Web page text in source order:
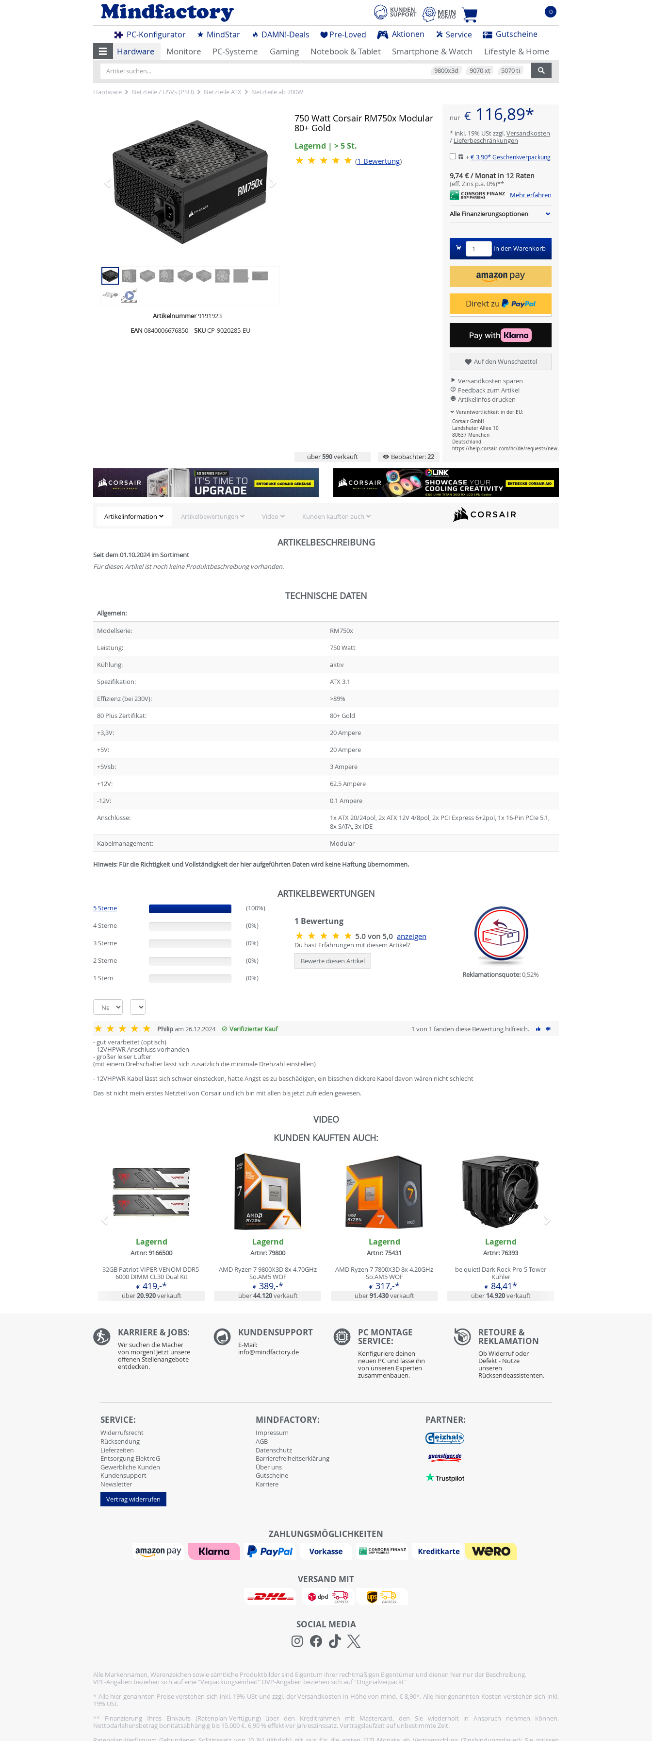
0
PC-Konfigurator MindStar DAMN!-Deals Pre-Loved Aktionen Service Gutscheine
Hardware Monitore PC-Systeme Gaming Notebook & Tablet Smartphone & Watch Lifestyle & Home
9800x3d 9070 xt 5070 ti
Hardware Netzteile / USVs (PSU) Netzteile ATX Netzteile ab 700W
Artikelnummer9191923
EAN 0840006676850 SKUCP-9020285-EU
750 Watt Corsair RM750x Modular
80+ Gold
Lagernd | > 5 St.
(1 Bewertung)
über590verkauft Beobachter:22
nur € 116,89*
* inkl. 19% USt zzgl.Versandkosten
/ Lieferbeschränkungen
+€ 3,90* Geschenkverpackung
9,74 € / Monat in 12 Raten
(eff. Zins p.a. 0%)**
Mehr erfahren
Alle Finanzierungsoptionen
In den Warenkorb
Direkt zu
Auf den Wunschzettel
Versandkosten sparen
Feedback zum Artikel
Artikelinfos drucken
Verantwortlichkeit in der EU:
Corsair GmbH
Landshuter Allee 10
80637 München
Deutschland
https://help.corsair.com/hc/de/requests/new
Artikelinformation Artikelbewertungen Video Kunden kauften auch
ARTIKELBESCHREIBUNG
Seit dem 01.10.2024 im Sortiment
Für diesen Artikel ist noch keine Produktbeschreibung vorhanden.
TECHNISCHE DATEN
Allgemein:
Modellserie:
RM750x
Leistung:
750 Watt
Kühlung:
aktiv
Spezifikation:
ATX 3.1
Effizienz (bei 230V):
>89%
80 Plus Zertifikat:
80+ Gold
+3,3V:
20 Ampere
+5V:
20 Ampere
+5Vsb:
3 Ampere
+12V:
62.5 Ampere
-12V:
0.1 Ampere
Anschlüsse:
1x ATX 20/24pol, 2x ATX 12V 4/8pol, 2x PCI Express 6+2pol, 1x 16-Pin PCIe 5.1,
8x SATA, 3x IDE
Kabelmanagement:
Modular
Hinweis: Für die Richtigkeit und Vollständigkeit der hier aufgeführten Daten wird keine Haftung übernommen.
ARTIKELBEWERTUNGEN
5 Sterne (100%)
(100%)
4 Sterne
(0%)
3 Sterne
(0%)
2 Sterne
(0%)
1 Stern
(0%)
1 Bewertung
5.0 von 5,0 anzeigen
Du hast Erfahrungen mit diesem Artikel?
Bewerte diesen Artikel
Reklamationsquote:0,52%
Philipam 26.12.2024 Verifizierter Kauf
1 von 1 fanden diese Bewertung hilfreich.
- gut verarbeitet (optisch)
- 12VHPWR Anschluss vorhanden
- großer leiser Lüfter
(mit einem Drehschalter lässt sich zusätzlich die minimale Drehzahl einstellen)
- 12VHPWR Kabel lässt sich schwer einstecken, hatte Angst es zu beschädigen, ein bisschen dickere Kabel davon wären nicht schlecht
Das ist nicht mein erstes Netzteil von Corsair und ich bin mit allen bis jetzt zufrieden gewesen.
VIDEO
KUNDEN KAUFTEN AUCH:
Lagernd
Artnr: 9166500
32GB Patriot VIPER VENOM DDR5-
6000 DIMM CL30 Dual Kit
€419,-*
über20.920verkauft
Lagernd
Artnr: 79800
AMD Ryzen 7 9800X3D 8x 4.70GHz
So.AM5 WOF
€389,-*
über44.120verkauft
Lagernd
Artnr: 75431
AMD Ryzen 7 7800X3D 8x 4.20GHz
So.AM5 WOF
€317,-*
über91.430verkauft
Lagernd
Artnr: 76393
be quiet! Dark Rock Pro 5 Tower
Kühler
€84,41*
über 14.920verkauft
Zurück Nächstes
KARRIERE & JOBS:
Wir suchen die Macher
von morgen! Jetzt unsere
offenen Stellenangebote
entdecken.
KUNDENSUPPORT
E-Mail:
info@mindfactory.de
PC MONTAGE
SERVICE:
Konfiguriere deinen
neuen PC und lasse ihn
von unseren Experten
zusammenbauen.
RETOURE &
REKLAMATION
Ob Widerruf oder
Defekt - Nutze
unseren
Rücksendeassistenten.
SERVICE:
Widerrufsrecht
Rücksendung
Lieferzeiten
Entsorgung ElektroG
Gewerbliche Kunden
Kundensupport
Newsletter
Vertrag widerrufen
MINDFACTORY:
Impressum
AGB
Datenschutz
Barrierefreiheitserklärung
Über uns
Gutscheine
Karriere
PARTNER:
ZAHLUNGSMÖGLICHKEITEN
VERSAND MIT
SOCIAL MEDIA
Alle Markennamen, Warenzeichen sowie sämtliche Produktbilder sind Eigentum ihrer rechtmäßigen Eigentümer und dienen hier nur der Beschreibung.
VPE-Angaben beziehen sich auf eine "Verpackungseinheit" OVP-Angaben beziehen sich auf "Originalverpackt"
* Alle hier genannten Preise verstehen sich inkl. 19% USt und zzgl. der Versandkosten in Höhe von mind. € 8,90*. Alle hier genannten Kosten verstehen sich inkl.
19% USt.
** Finanzierung Ihres Einkaufs (Ratenplan-Verfügung) über den Kreditrahmen mit Mastercard, den Sie wiederholt in Anspruch nehmen können.
Nettodarlehensbetrag bonitätsabhängig bis 15.000 €. 6,90 % effektiver Jahreszinssatz. Vertragslaufzeit auf unbestimmte Zeit.